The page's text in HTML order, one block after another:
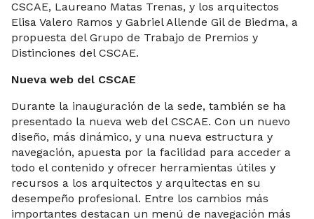
CSCAE, Laureano Matas Trenas, y los arquitectos
Elisa Valero Ramos y Gabriel Allende Gil de Biedma, a
propuesta del Grupo de Trabajo de Premios y
Distinciones del CSCAE.
Nueva web del CSCAE
Durante la inauguración de la sede, también se ha
presentado la nueva web del CSCAE. Con un nuevo
diseño, más dinámico, y una nueva estructura y
navegación, apuesta por la facilidad para acceder a
todo el contenido y ofrecer herramientas útiles y
recursos a los arquitectos y arquitectas en su
desempeño profesional. Entre los cambios más
importantes destacan un menú de navegación más